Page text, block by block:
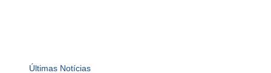
Últimas Notícias